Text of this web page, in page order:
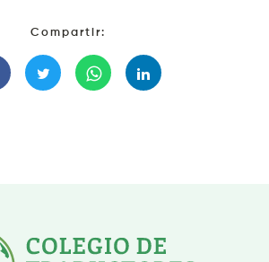
Compartir: